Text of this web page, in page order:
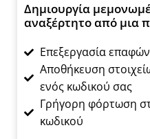
Δημιουργία
αναξέρτητο από μια
Επεξεργασία
Αποθήκευση
ενός κωδικού σας
Γρήγορη φόρτωση
κωδικού